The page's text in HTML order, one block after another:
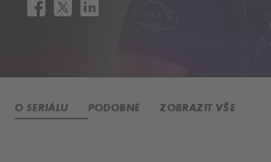
O SERIÁLU PODOBNÉ ZOBRAZIT VŠE